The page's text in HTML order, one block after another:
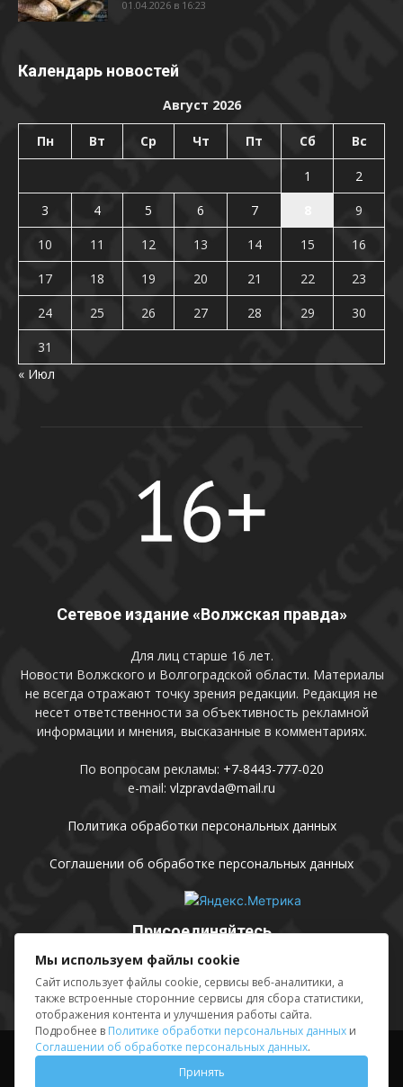
01.04.2026 в 16:23
Календарь новостей
Август 2026
Пн Вт Ср Чт Пт Сб Вс
1
2
3
4 5 6 7
9
10
11 12 13 14 15
16
17
18 19 20 21 22
23
24
25 26 27 28 29
30
31
« Июл
Сетевое издание «Волжская правда»
Для лиц старше 16 лет.
Новости Волжского и Волгоградской области. Материалы
не всегда отражают точку зрения редакции. Редакция не
несет ответственности за объективность рекламной
информации и мнения, высказанные в комментариях.
По вопросам рекламы: +7-8443-777-020
e-mail: vlzpravda@mail.ru
Политика обработки персональных данных
Соглашении об обработке персональных данных
Присоединяйтесь
Выходные данные Sing in
© АМУ «Редакция газеты «Волжская правда», 2012-2026
Мы используем файлы cookie
Сайт использует файлы cookie, сервисы веб-аналитики, а
также встроенные сторонние сервисы для сбора статистики,
отображения контента и улучшения работы сайта.
Подробнее в Политике обработки персональных данных и
Соглашении об обработке персональных данных.
Принять